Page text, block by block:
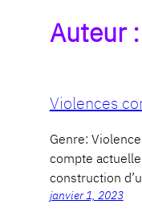
Auteur :
Violences
Genre:
compte
construction
janvier 1, 2023